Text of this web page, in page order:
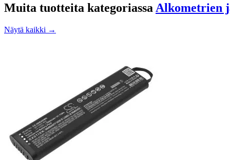
Muita tuotteita kategoriassa Alkometrien
Näytä kaikki →